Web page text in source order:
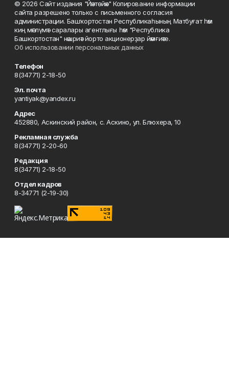
© 2026 Сайт издания "Йәнтөйәк" Копирование информации
сайта разрешено только с письменного согласия
администрации. Башҡортостан Республикаһының Матбуғат һәм
киң мәғлүмәт саралары агентлығы һәм "Республика
Башкортостан" нәшриәт йорто акционерҙар йәмғиәте.
Об использовании персональных данных
Телефон
8(34771) 2-18-50
Эл. почта
yantiyak@yandex.ru
Адрес
452880, Аскинский район, с. Аскино, ул. Блюхера, 10
Рекламная служба
8(34771) 2-20-60
Редакция
8(34771) 2-18-50
Отдел кадров
8-34771 (2-19-30)